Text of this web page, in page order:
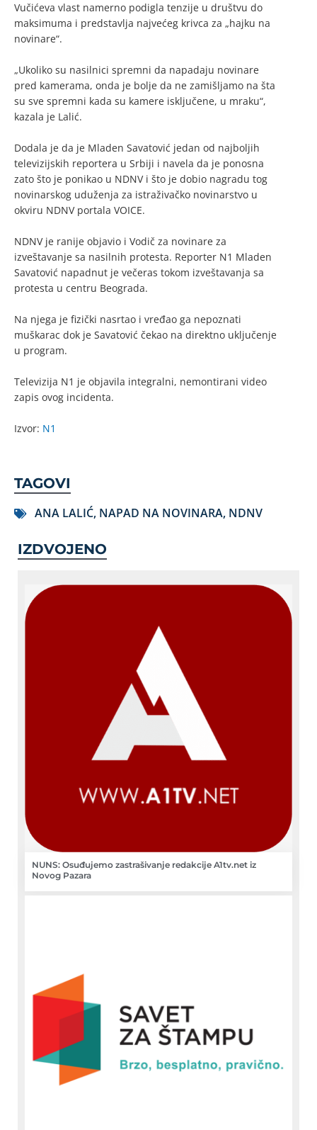
Vučićeva vlast namerno podigla tenzije u društvu do
maksimuma i predstavlja najvećeg krivca za „hajku na
novinare“.
„Ukoliko su nasilnici spremni da napadaju novinare
pred kamerama, onda je bolje da ne zamišljamo na šta
su sve spremni kada su kamere isključene, u mraku“,
kazala je Lalić.
Dodala je da je Mladen Savatović jedan od najboljih
televizijskih reportera u Srbiji i navela da je ponosna
zato što je ponikao u NDNV i što je dobio nagradu tog
novinarskog uduženja za istraživačko novinarstvo u
okviru NDNV portala VOICE.
NDNV je ranije objavio i Vodič za novinare za
izveštavanje sa nasilnih protesta. Reporter N1 Mladen
Savatović napadnut je večeras tokom izveštavanja sa
protesta u centru Beograda.
Na njega je fizički nasrtao i vređao ga nepoznati
muškarac dok je Savatović čekao na direktno uključenje
u program.
Televizija N1 je objavila integralni, nemontirani video
zapis ovog incidenta.
Izvor: N1
TAGOVI
ANA LALIĆ, NAPAD NA NOVINARA, NDNV
IZDVOJENO
NUNS: Osuđujemo zastrašivanje redakcije A1tv.net iz
Novog Pazara